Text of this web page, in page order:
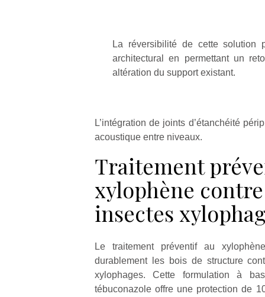
La réversibilité de cette solution
architectural en permettant un
altération du support existant.
L’intégration de joints d’étanchéité
acoustique entre niveaux.
Traitement
xylophène
insectes
Le traitement préventif au
durablement les bois de structure
xylophages. Cette formulation à
tébuconazole offre une protection de